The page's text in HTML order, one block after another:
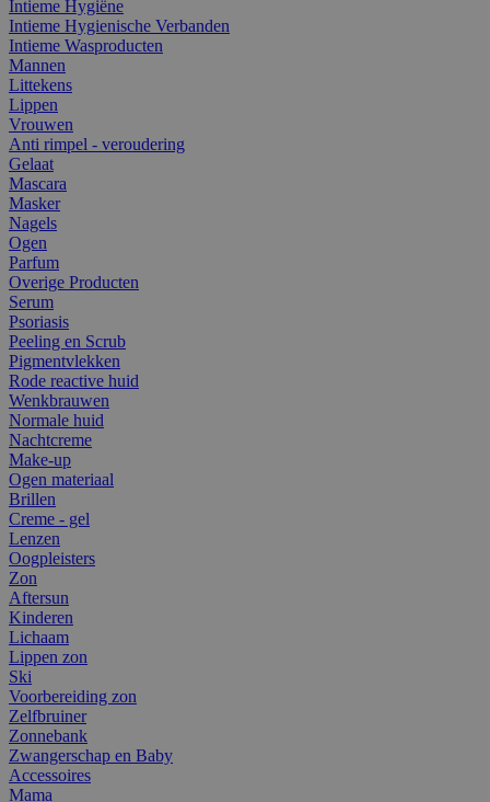
Intieme Hygiëne
Intieme Hygienische Verbanden
Intieme Wasproducten
Mannen
Littekens
Lippen
Vrouwen
Anti rimpel - veroudering
Gelaat
Mascara
Masker
Nagels
Ogen
Parfum
Overige Producten
Serum
Psoriasis
Peeling en Scrub
Pigmentvlekken
Rode reactive huid
Wenkbrauwen
Normale huid
Nachtcreme
Make-up
Ogen materiaal
Brillen
Creme - gel
Lenzen
Oogpleisters
Zon
Aftersun
Kinderen
Lichaam
Lippen zon
Ski
Voorbereiding zon
Zelfbruiner
Zonnebank
Zwangerschap en Baby
Accessoires
Mama